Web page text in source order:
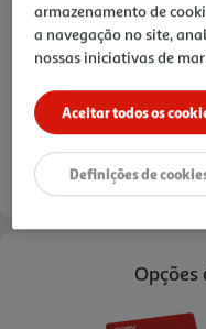
169,99 €
verificar stock em loja >
Entrega estimada
armazenamento de
a navegação no site,
nossas iniciativas de
Aceitar todos os
Definições de